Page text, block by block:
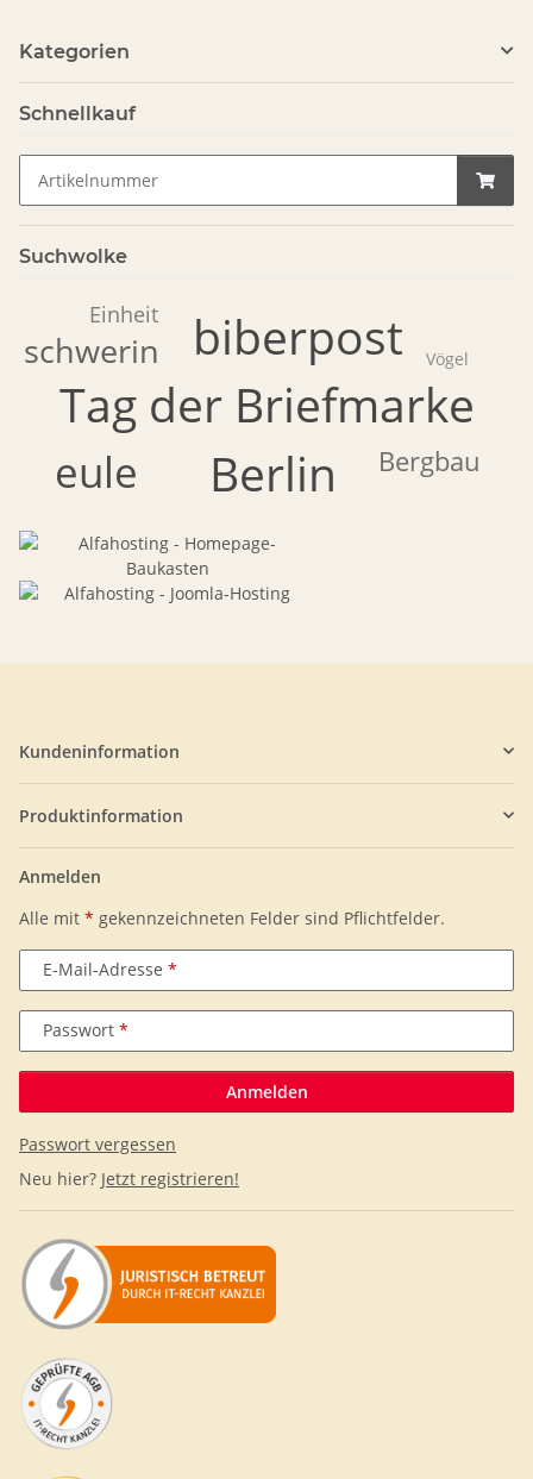
Kategorien
Schnellkauf
Suchwolke
Tag der Briefmarke
biberpost
Berlin
eule
schwerin
Bergbau
Einheit
Vögel
Kundeninformation
Produktinformation
Anmelden
Alle mit * gekennzeichneten Felder sind Pflichtfelder.
E-Mail-Adresse
Passwort
Anmelden
Passwort vergessen
Neu hier? Jetzt registrieren!